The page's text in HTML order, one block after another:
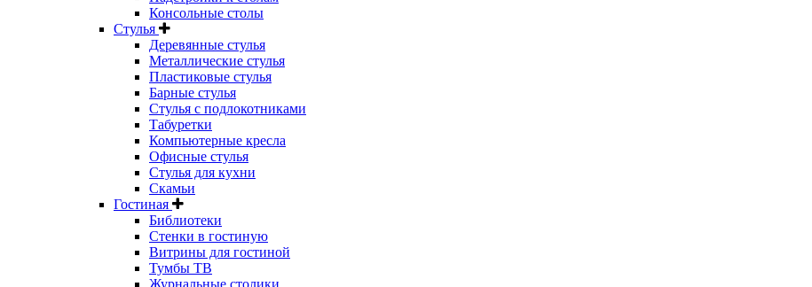
Консольные столы
Стулья
Деревянные стулья
Металлические стулья
Пластиковые стулья
Барные стулья
Стулья с подлокотниками
Табуретки
Компьютерные кресла
Офисные стулья
Стулья для кухни
Скамьи
Гостиная
Библиотеки
Стенки в гостиную
Витрины для гостиной
Тумбы ТВ
Журнальные столики